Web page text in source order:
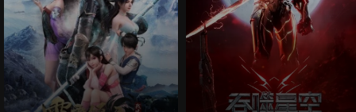
ASSISTIDO
ASSISTIDO
EPISÓDIO 04
junho 20, 2023